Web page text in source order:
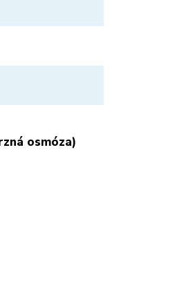
osmóza)